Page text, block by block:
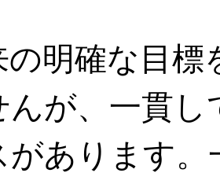
の明確な目標
んが、一貫
があります